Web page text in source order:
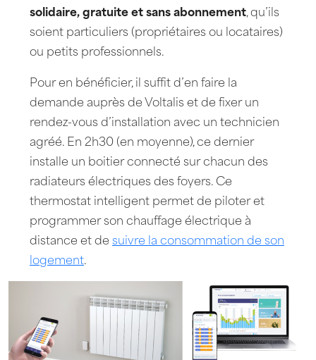
solidaire, gratuite et sans abonnement, qu’ils
soient particuliers (propriétaires ou locataires)
ou petits professionnels.
Pour en bénéficier, il suffit d’en faire la
demande auprès de Voltalis et de fixer un
rendez-vous d’installation avec un technicien
agréé. En 2h30 (en moyenne), ce dernier
installe un boitier connecté sur chacun des
radiateurs électriques des foyers. Ce
thermostat intelligent permet de piloter et
programmer son chauffage électrique à
distance et de suivre la consommation de son
logement.